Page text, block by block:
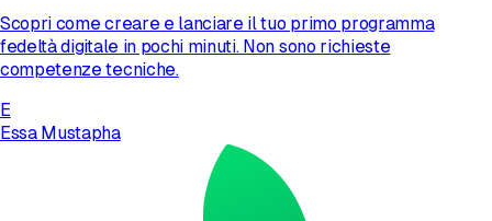
Scopri come creare e lanciare il tuo primo programma
fedeltà digitale in pochi minuti. Non sono richieste
competenze tecniche.
E
Essa Mustapha